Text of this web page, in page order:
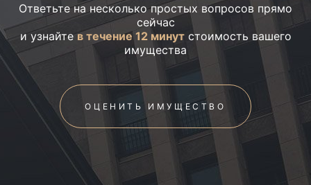
Ответьте на несколько простых вопросов прямо
сейчас
и узнайтев течение 12 минутстоимость вашего
имущества
ОЦЕНИТЬ ИМУЩЕСТВО